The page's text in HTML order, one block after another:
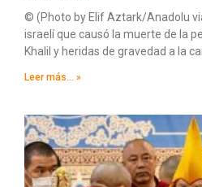
© (Photo by Elif Aztark/Anadolu
israelí que causó la muerte de la
Khalil y heridas de gravedad a la
Leer más... »